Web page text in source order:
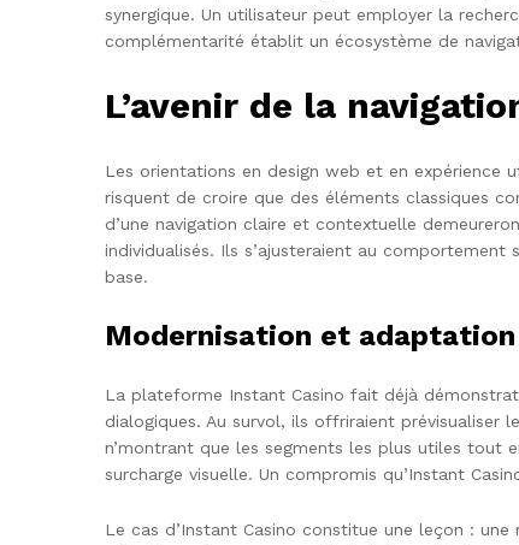
synergique. Un utilisateur peut employer la
complémentarité établit un écosystème de
L’avenir de la
Les orientations en design web et en expérience
risquent de croire que des éléments classiques
d’une navigation claire et contextuelle
individualisés. Ils s’ajusteraient au
base.
Modernisation et
La plateforme Instant Casino fait déjà
dialogiques. Au survol, ils offriraient prévisualiser
n’montrant que les segments les plus utiles tout
surcharge visuelle. Un compromis qu’Instant
Le cas d’Instant Casino constitue une leçon :